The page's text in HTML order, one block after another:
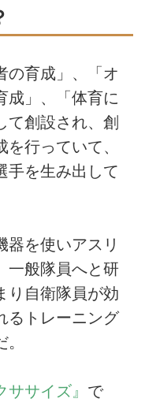
の育成」、「オ
成」、「体育に
て創設され、創
行っていて、
手を生み出して
を使いアスリ
一般隊員へと研
り自衛隊員が効
るトレーニング
ササイズ』 で